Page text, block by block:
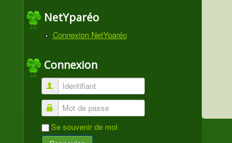
NetYparéo
Connexion NetYparéo
Connexion
Identifiant
Mot de passe
Se souvenir de moi